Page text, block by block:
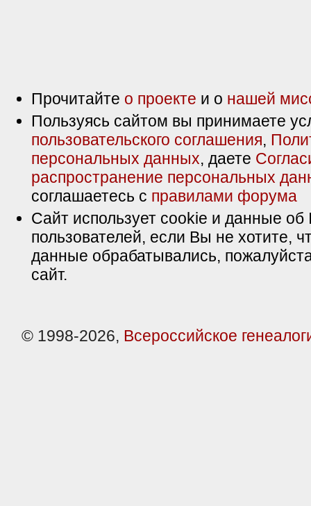
Прочитайте о проекте и о нашей
Пользуясь сайтом вы принимаете
пользовательского соглашения,
персональных данных, даете
распространение персональных
соглашаетесь с правилами форума
Сайт использует cookie и данные об
пользователей, если Вы не хотите,
данные обрабатывались,
сайт.
© 1998-2026, Всероссийское